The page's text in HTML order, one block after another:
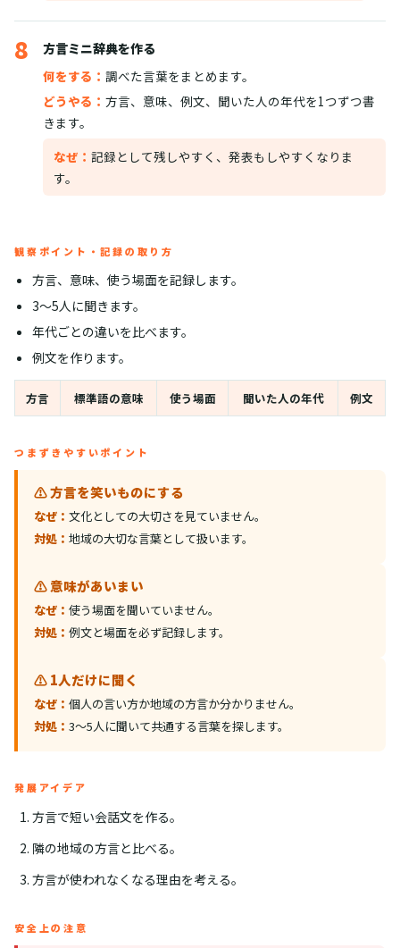
8
方言ミニ辞典を作る
何をする： 調べた言葉をまとめます。
どうやる： 方言、意味、例文、聞いた人の年代を1つずつ書
きます。
なぜ： 記録として残しやすく、発表もしやすくなりま
す。
観察ポイント・記録の取り方
方言、意味、使う場面を記録します。
3〜5人に聞きます。
年代ごとの違いを比べます。
例文を作ります。
方言 標準語の意味 使う場面 聞いた人の年代 例文
つまずきやすいポイント
⚠️ 方言を笑いものにする
なぜ： 文化としての大切さを見ていません。
対処： 地域の大切な言葉として扱います。
⚠️ 意味があいまい
なぜ： 使う場面を聞いていません。
対処： 例文と場面を必ず記録します。
⚠️ 1人だけに聞く
なぜ： 個人の言い方か地域の方言か分かりません。
対処： 3〜5人に聞いて共通する言葉を探します。
発展アイデア
方言で短い会話文を作る。
隣の地域の方言と比べる。
方言が使われなくなる理由を考える。
安全上の注意